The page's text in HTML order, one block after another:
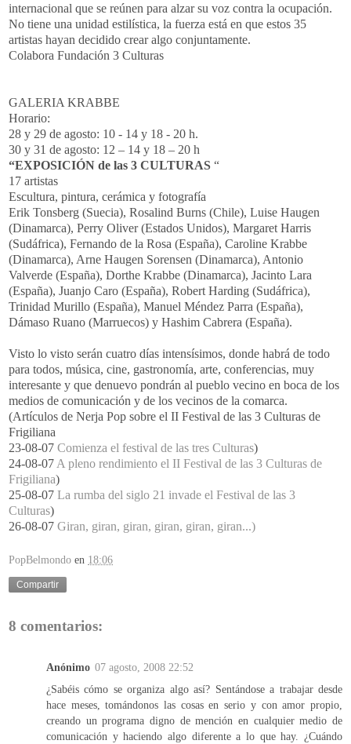
internacional que se reúnen para alzar su voz contra la ocupación.
No tiene una unidad estilística, la fuerza está en que estos 35
artistas hayan decidido crear algo conjuntamente.
Colabora Fundación 3 Culturas
GALERIA KRABBE
Horario:
28 y 29 de agosto: 10 - 14 y 18 - 20 h.
30 y 31 de agosto: 12 – 14 y 18 – 20 h
“EXPOSICIÓN de las 3 CULTURAS “
17 artistas
Escultura, pintura, cerámica y fotografía
Erik Tonsberg (Suecia), Rosalind Burns (Chile), Luise Haugen
(Dinamarca), Perry Oliver (Estados Unidos), Margaret Harris
(Sudáfrica), Fernando de la Rosa (España), Caroline Krabbe
(Dinamarca), Arne Haugen Sorensen (Dinamarca), Antonio
Valverde (España), Dorthe Krabbe (Dinamarca), Jacinto Lara
(España), Juanjo Caro (España), Robert Harding (Sudáfrica),
Trinidad Murillo (España), Manuel Méndez Parra (España),
Dámaso Ruano (Marruecos) y Hashim Cabrera (España).
Visto lo visto serán cuatro días intensísimos, donde habrá de todo
para todos, música, cine, gastronomía, arte, conferencias, muy
interesante y que denuevo pondrán al pueblo vecino en boca de los
medios de comunicación y de los vecinos de la comarca.
(Artículos de Nerja Pop sobre el II Festival de las 3 Culturas de
Frigiliana
23-08-07 Comienza el festival de las tres Culturas)
24-08-07 A pleno rendimiento el II Festival de las 3 Culturas de
Frigiliana)
25-08-07 La rumba del siglo 21 invade el Festival de las 3
Culturas)
26-08-07 Giran, giran, giran, giran, giran, giran...)
PopBelmondo en 18:06
Compartir
8 comentarios:
Anónimo 07 agosto, 2008 22:52
¿Sabéis cómo se organiza algo así? Sentándose a trabajar desde
hace meses, tomándonos las cosas en serio y con amor propio,
creando un programa digno de mención en cualquier medio de
comunicación y haciendo algo diferente a lo que hay. ¿Cuándo